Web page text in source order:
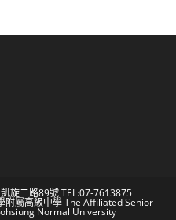
旋二路89號 TEL:07-7613875
附屬高級中學 The Affiliated Senior
Normal University